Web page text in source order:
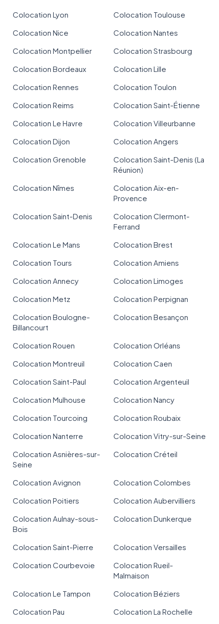
Colocation Lyon
Colocation Toulouse
Colocation Nice
Colocation Nantes
Colocation Montpellier
Colocation Strasbourg
Colocation Bordeaux
Colocation Lille
Colocation Rennes
Colocation Toulon
Colocation Reims
Colocation Saint-Étienne
Colocation Le Havre
Colocation Villeurbanne
Colocation Dijon
Colocation Angers
Colocation Grenoble
Colocation Saint-Denis (La
Réunion)
Colocation Nîmes
Colocation Aix-en-
Provence
Colocation Saint-Denis
Colocation Clermont-
Ferrand
Colocation Le Mans
Colocation Brest
Colocation Tours
Colocation Amiens
Colocation Annecy
Colocation Limoges
Colocation Metz
Colocation Perpignan
Colocation Boulogne-
Billancourt
Colocation Besançon
Colocation Rouen
Colocation Orléans
Colocation Montreuil
Colocation Caen
Colocation Saint-Paul
Colocation Argenteuil
Colocation Mulhouse
Colocation Nancy
Colocation Tourcoing
Colocation Roubaix
Colocation Nanterre
Colocation Vitry-sur-Seine
Colocation Asnières-sur-
Seine
Colocation Créteil
Colocation Avignon
Colocation Colombes
Colocation Poitiers
Colocation Aubervilliers
Colocation Aulnay-sous-
Bois
Colocation Dunkerque
Colocation Saint-Pierre
Colocation Versailles
Colocation Courbevoie
Colocation Rueil-
Malmaison
Colocation Le Tampon
Colocation Béziers
Colocation Pau
Colocation La Rochelle